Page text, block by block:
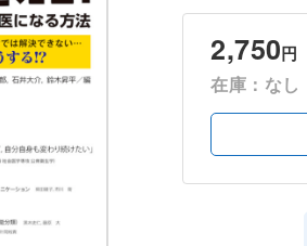
2,750円
在庫：なし